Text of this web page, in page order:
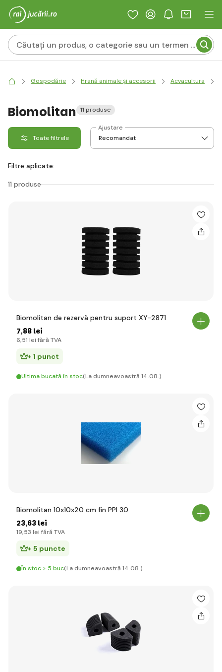
Gospodărie Hrană animale și accesorii Acvacultura
Biomolitan 11 produse
Toate filtrele
Ajustare
Filtre aplicate:
11 produse
Biomolitan de rezervă pentru suport XY-2871
7,88 lei
6,51 lei fără TVA
+ 1 punct
Ultima bucată în stoc(La dumneavoastră 14.08.)
Biomolitan 10x10x20 cm fin PPI 30
23,63 lei
19,53 lei fără TVA
+ 5 puncte
În stoc > 5 buc(La dumneavoastră 14.08.)